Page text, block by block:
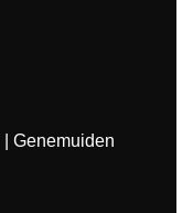
Genemuiden